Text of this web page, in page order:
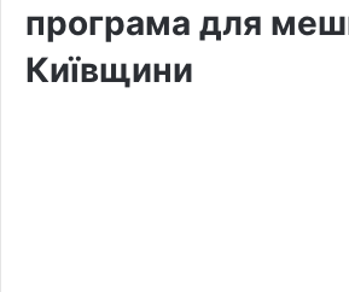
програма для
Київщини